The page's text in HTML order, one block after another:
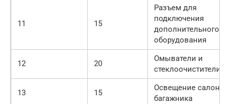
11 15
Разъем для
подключения
дополнительного
оборудования
12 20
Омыватели и
стеклоочистители
13 15
Освещение салона и
багажника